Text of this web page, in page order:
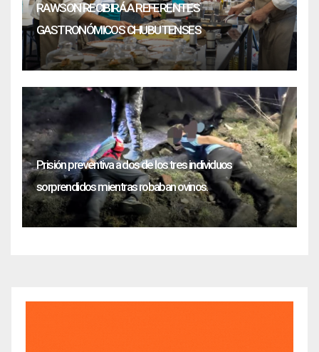
RAWSON RECIBIRÁ A REFERENTES
GASTRONÓMICOS CHUBUTENSES
Prisión preventiva a dos de los tres individuos
sorprendidos mientras robaban ovinos.